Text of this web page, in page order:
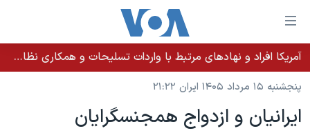
لینکهای
قابل
دسترسی
جهش
محتوای
خانه
نسخه سبک وب‌سایت
موضوع ها
آمریکا افراد و نهادهای مرتبط با واردات تسلیحات و همکاری نظامی کوبا را تحریم کرد
پنجشنبه ۱۵ مرداد ۱۴۰۵ ایران ۲۱:۲۲
ايرانيان و ازدواج همجنسگرايان